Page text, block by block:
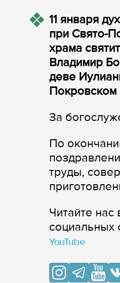
11 января
при Свято-
храма
Владимир
деве
За
По
труды,
Читайте
cоциальных
YouTube